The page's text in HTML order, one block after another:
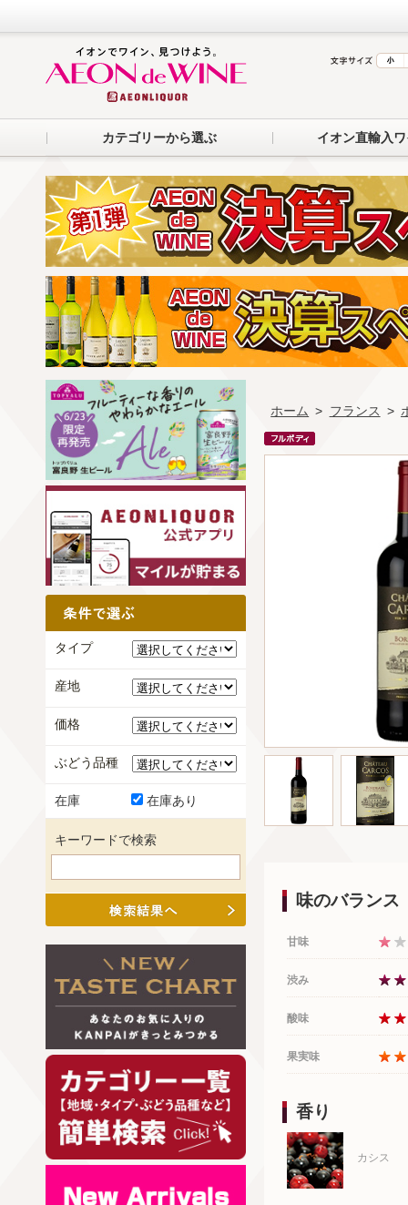
カテゴリーから選ぶ イオン直輸入
ホーム > フランス >
味のバランス
甘味
渋み
酸味
果実味
香り
カシス
タイプ
産地
価格
ぶどう品種
在庫 在庫あり
キーワードで検索